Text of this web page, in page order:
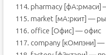
114. pharmacy [фА:рмаси]
115. market [мА:ркит] —
116. office [Офис] — офис
117. company [кОмпэни]